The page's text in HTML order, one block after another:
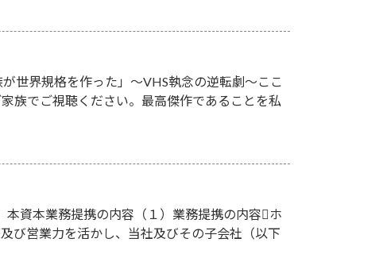
世界規格を作った」～VHS執念の逆転劇～ここ
族でご視聴ください。最高傑作であることを私
資本業務提携の内容（１）業務提携の内容ホ
び営業力を活かし、当社及びその子会社（以下